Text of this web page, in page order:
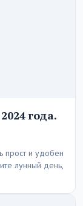
года.
прост и удобен
лунный день,